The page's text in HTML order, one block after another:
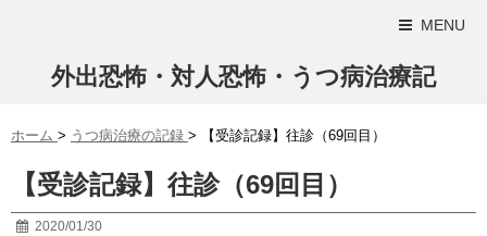
MENU
外出恐怖・対人恐怖・うつ病治療記
ホーム > うつ病治療の記録 > 【受診記録】往診（69回目）
【受診記録】往診（69回目）
2020/01/30